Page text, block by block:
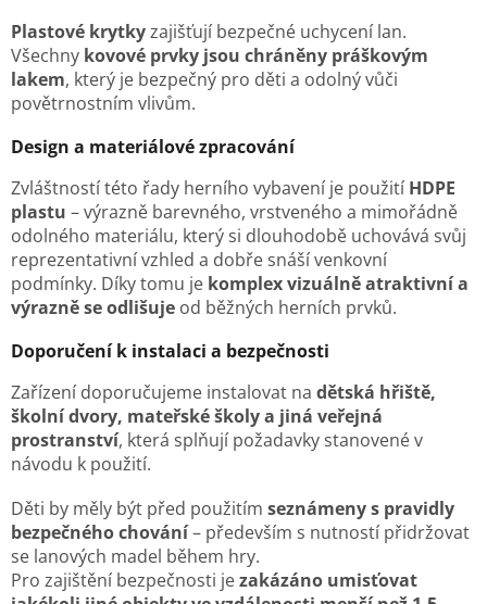
Plastové krytkyzajišťují bezpečné uchycení lan.
Všechny kovové prvky jsou chráněny práškovým
lakem, který je bezpečný pro děti a odolný vůči
povětrnostním vlivům.
Design a materiálové zpracování
Zvláštností této řady herního vybavení je použití HDPE
plastu – výrazně barevného, vrstveného a mimořádně
odolného materiálu, který si dlouhodobě uchovává svůj
reprezentativní vzhled a dobře snáší venkovní
podmínky. Díky tomu je komplex vizuálně atraktivní a
výrazně se odlišuje od běžných herních prvků.
Doporučení k instalaci a bezpečnosti
Zařízení doporučujeme instalovat na dětská hřiště,
školní dvory, mateřské školy a jiná veřejná
prostranství, která splňují požadavky stanovené v
návodu k použití.
Děti by měly být před použitím seznámeny s pravidly
bezpečného chování– především s nutností přidržovat
se lanových madel během hry.
Pro zajištění bezpečnosti jezakázáno umisťovat